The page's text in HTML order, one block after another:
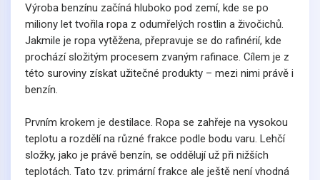
Výroba benzínu začíná hluboko pod zemí, kde se po
miliony let tvořila ropa z odumřelých rostlin a živočichů.
Jakmile je ropa vytěžena, přepravuje se do rafinérií, kde
prochází složitým procesem zvaným rafinace. Cílem je z
této suroviny získat užitečné produkty – mezi nimi právě i
benzín.
Prvním krokem je destilace. Ropa se zahřeje na vysokou
teplotu a rozdělí na různé frakce podle bodu varu. Lehčí
složky, jako je právě benzín, se oddělují už při nižších
teplotách. Tato tzv. primární frakce ale ještě není vhodná